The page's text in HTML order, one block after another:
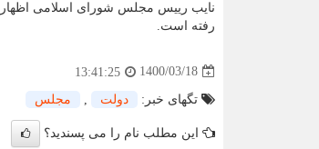
نایب رییس مجلس شورای اسلامی اظهار
رفته است.
1400/03/18
13:41:25
تگهای خبر: دولت مجلس
این مطلب نام را می پسندید؟